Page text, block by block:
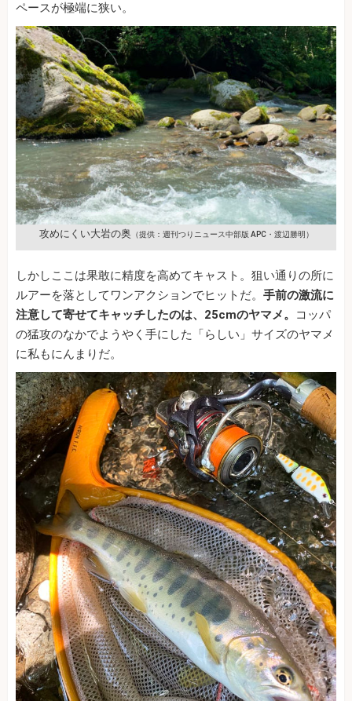
ペースが極端に狭い。
攻めにくい大岩の奥 （提供：週刊つりニュース中部版 APC・渡辺勝明）
しかしここは果敢に精度を高めてキャスト。狙い通りの所に
ルアーを落としてワンアクションでヒットだ。 手前の激流に
注意して寄せてキャッチしたのは、25cmのヤマメ。
コッパ
の猛攻のなかでようやく手にした「らしい」サイズのヤマメ
に私もにんまりだ。